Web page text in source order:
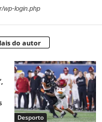
wp-login.php
do autor
Desporto